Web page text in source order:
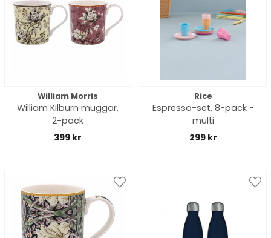
William Morris
William Kilburn muggar,
2-pack
399 kr
Rice
Espresso-set, 8-pack -
multi
299 kr